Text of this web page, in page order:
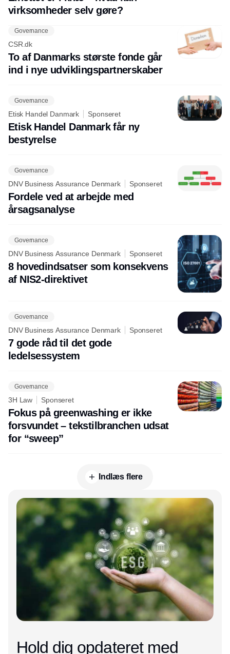
virksomheder selv gøre?
Governance
CSR.dk
To af Danmarks største fonde går
ind i nye udviklingspartnerskaber
Governance
Etisk Handel Danmark Sponseret
Etisk Handel Danmark får ny
bestyrelse
Governance
DNV Business Assurance Denmark Sponseret
Fordele ved at arbejde med
årsagsanalyse
Governance
DNV Business Assurance Denmark Sponseret
8 hovedindsatser som konsekvens
af NIS2-direktivet
Governance
DNV Business Assurance Denmark Sponseret
7 gode råd til det gode
ledelsessystem
Governance
3H Law Sponseret
Fokus på greenwashing er ikke
forsvundet – tekstilbranchen udsat
for “sweep”
Indlæs flere
Annonce
Hold dig opdateret med